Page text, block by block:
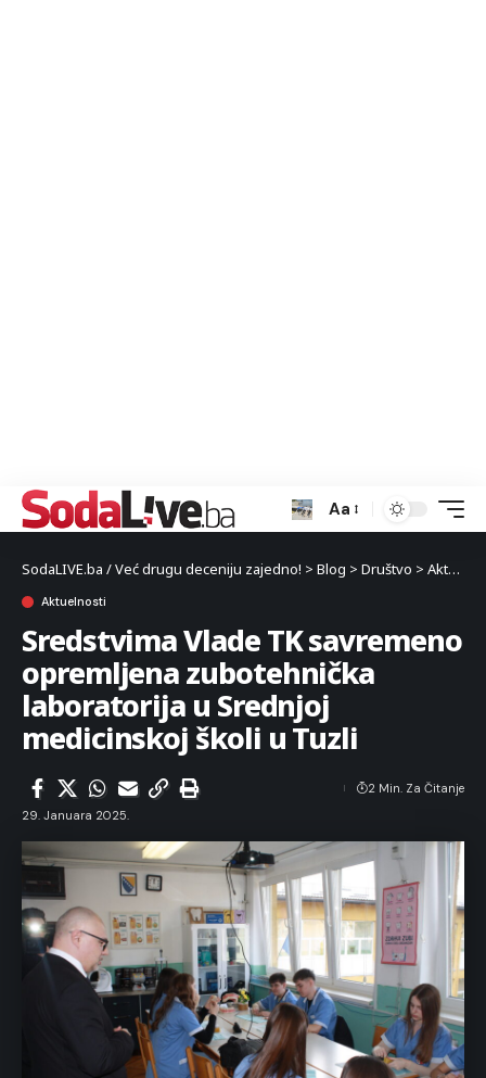
Aa
SodaLIVE.ba / Već drugu deceniju zajedno! > Blog > Društvo > Aktuelnosti
Aktuelnosti
Sredstvima Vlade TK savremeno
opremljena zubotehnička
laboratorija u Srednjoj
medicinskoj školi u Tuzli
29. Januara 2025.
2 Min. Za Čitanje